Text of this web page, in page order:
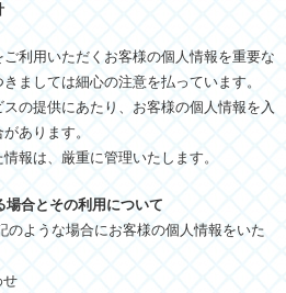
利用いただくお客様の個人情報を重要な
ましては細心の注意を払っています。
の提供にあたり、お客様の個人情報を入
あります。
報は、厳重に管理いたします。
合とその利用について
ような場合にお客様の個人情報をいた
せ